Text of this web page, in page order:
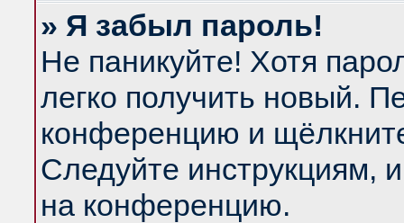
» Я забыл пароль!
Не паникуйте! Хотя
легко получить новый.
конференцию и
Следуйте инструкциям,
на конференцию.